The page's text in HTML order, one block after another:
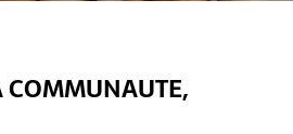
COMMUNAUTE,